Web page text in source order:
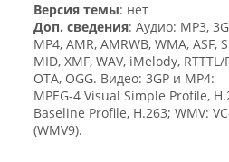
Версия темы: нет
Доп. сведения: Аудио: MP3,
MP4, AMR, AMRWB, WMA, ASF,
MID, XMF, WAV, iMelody, RTTTL/
OTA, OGG. Видео: 3GP и MP4:
MPEG-4 Visual Simple Profile,
Baseline Profile, H.263; WMV:
(WMV9).